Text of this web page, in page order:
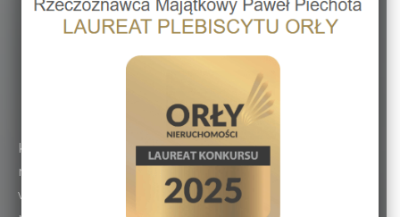
Rzeczoznawca Majątkowy Paweł Piechota
Kupno, sprzedaż czy inwestowanie w
nieruchomości w Wadowicach to decyzja, którą
warto podejmować świadomie, opierając się na